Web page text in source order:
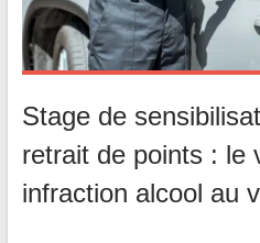
Stage de
retrait de points : le
infraction alcool au